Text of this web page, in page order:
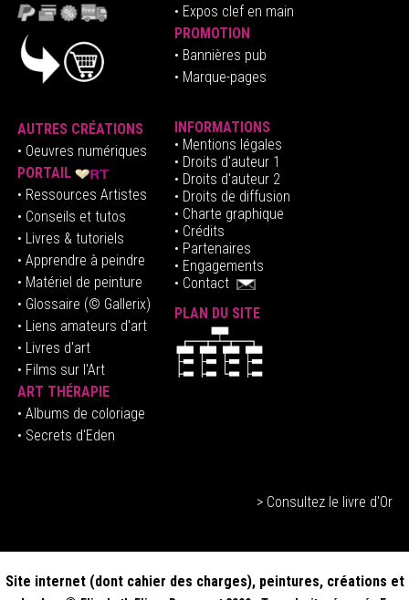
• Expos clef en main
PROMOTION
• Bannières pub
• Marque-pages
AUTRES CRÉATIONS
• Oeuvres numériques
PORTAIL
• Ressources Artistes
• Conseils et tutos
• Livres & tutoriels
• Apprendre à peindre
• Matériel de peinture
• Glossaire (© Gallerix)
• Liens amateurs d'art
• Livres d'art
• Films sur l'Art
ART THÉRAPIE
• Albums de coloriage
• Secrets d'Eden
INFORMATIONS
• Mentions légales
• Droits d'auteur1
• Droits d'auteur 2
• Droits de diffusion
• Charte graphique
• Crédits
• Partenaires
• Engagements
• Contact
PLAN DU SITE
> Consultez le livre d'Or
Site internet (dont cahier des charges), peintures, créations et